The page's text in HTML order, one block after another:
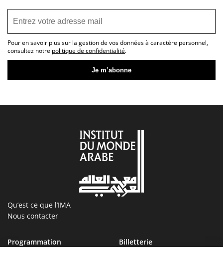
Pour en savoir plus sur la gestion de vos données à caractère personnel,
consultez notre politique de confidentialité.
Qu’est ce que l’IMA
Nous contacter
Programmation
Billetterie